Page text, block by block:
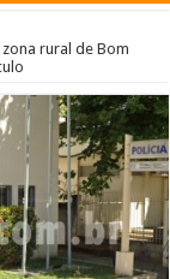
rural de Bom